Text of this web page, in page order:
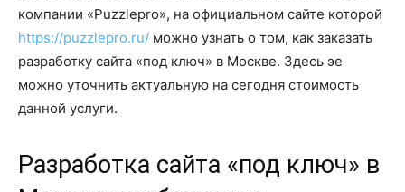
компании «Puzzlepro», на официальном сайте которой
https://puzzlepro.ru/ можно узнать о том, как заказать
разработку сайта «под ключ» в Москве. Здесь эе
можно уточнить актуальную на сегодня стоимость
данной услуги.
Разработка сайта «под ключ» в